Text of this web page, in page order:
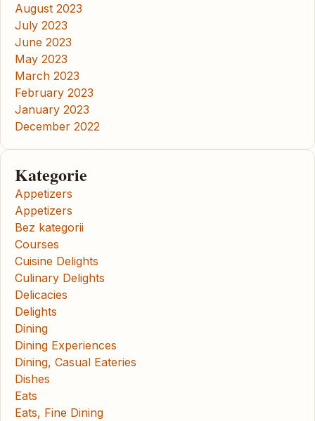
August 2023
July 2023
June 2023
May 2023
March 2023
February 2023
January 2023
December 2022
Kategorie
Appetizers
Appetizers
Bez kategorii
Courses
Cuisine Delights
Culinary Delights
Delicacies
Delights
Dining
Dining Experiences
Dining, Casual Eateries
Dishes
Eats
Eats, Fine Dining